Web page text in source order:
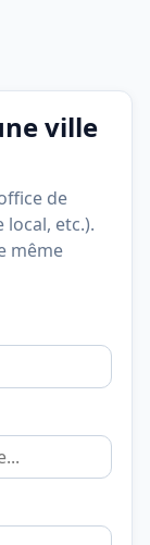
ville
de
etc.).
même